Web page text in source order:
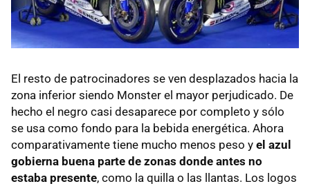
El resto de patrocinadores se ven desplazados hacia la
zona inferior siendo Monster el mayor perjudicado. De
hecho el negro casi desaparece por completo y sólo
se usa como fondo para la bebida energética. Ahora
comparativamente tiene mucho menos peso y el azul
gobierna buena parte de zonas donde antes no
estaba presente, como la quilla o las llantas. Los logos